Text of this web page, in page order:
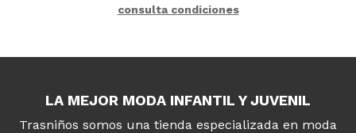
consulta condiciones
LA MEJOR MODA INFANTIL Y JUVENIL
Trasniños somos una tienda especializada en moda